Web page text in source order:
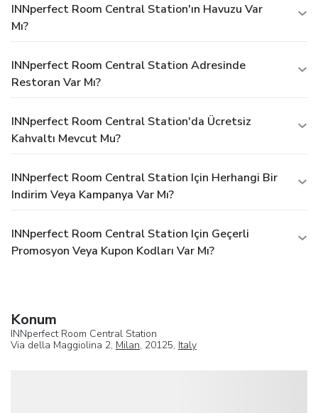
INNperfect Room Central Station'ın Havuzu Var
Mı?
INNperfect Room Central Station Adresinde
Restoran Var Mı?
INNperfect Room Central Station'da Ücretsiz
Kahvaltı Mevcut Mu?
INNperfect Room Central Station Için Herhangi Bir
Indirim Veya Kampanya Var Mı?
INNperfect Room Central Station Için Geçerli
Promosyon Veya Kupon Kodları Var Mı?
Konum
INNperfect Room Central Station
Via della Maggiolina 2, Milan, 20125, Italy